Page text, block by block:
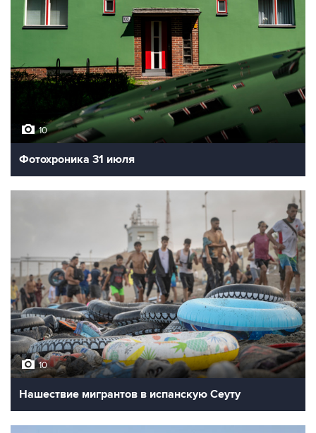
10
Фотохроника 31 июля
10
Нашествие мигрантов в испанскую Сеуту